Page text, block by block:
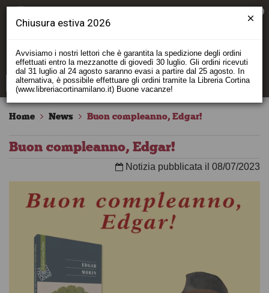
Home News Buon compleanno, Edgar!
Buon compleanno, Edgar!
Notizia pubblicata il 08/07/2023
Chiusura estiva 2026
Avvisiamo i nostri lettori che è garantita la spedizione degli ordini
effettuati entro la mezzanotte di giovedì 30 luglio. Gli ordini ricevuti
dal 31 luglio al 24 agosto saranno evasi a partire dal 25 agosto. In
alternativa, è possibile effettuare gli ordini tramite la Libreria Cortina
(www.libreriacortinamilano.it) Buone vacanze!